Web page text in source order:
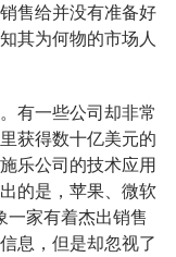
售给并没有准备好
其为何物的市场人
有一些公司却非常
获得数十亿美元的
乐公司的技术应用
的是，苹果、微软
家有着杰出销售
息，但是却忽视了